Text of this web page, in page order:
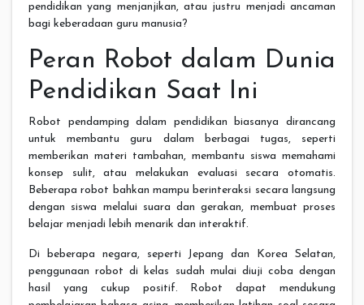
pendidikan yang menjanjikan, atau justru menjadi ancaman
bagi keberadaan guru manusia?
Peran Robot dalam Dunia
Pendidikan Saat Ini
Robot pendamping dalam pendidikan biasanya dirancang
untuk membantu guru dalam berbagai tugas, seperti
memberikan materi tambahan, membantu siswa memahami
konsep sulit, atau melakukan evaluasi secara otomatis.
Beberapa robot bahkan mampu berinteraksi secara langsung
dengan siswa melalui suara dan gerakan, membuat proses
belajar menjadi lebih menarik dan interaktif.
Di beberapa negara, seperti Jepang dan Korea Selatan,
penggunaan robot di kelas sudah mulai diuji coba dengan
hasil yang cukup positif. Robot dapat mendukung